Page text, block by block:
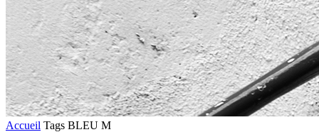
Accueil Tags BLEU M